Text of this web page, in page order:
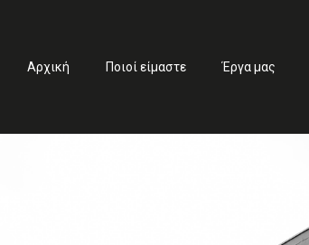
Αρχική Ποιοί είμαστε Έργα μας